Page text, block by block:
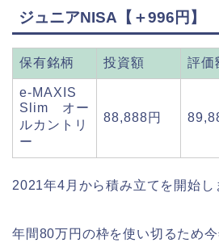
ジュニアNISA【＋996円】
保有銘柄 投資額 評価
e-MAXIS
Slim オー
ルカントリ
ー
88,888円
2021年4月から積み立てを開始し
年間80万円の枠を使い切るため